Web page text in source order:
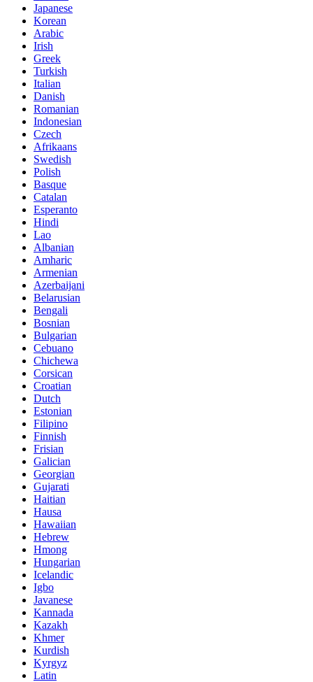
Japanese
Korean
Arabic
Irish
Greek
Turkish
Italian
Danish
Romanian
Indonesian
Czech
Afrikaans
Swedish
Polish
Basque
Catalan
Esperanto
Hindi
Lao
Albanian
Amharic
Armenian
Azerbaijani
Belarusian
Bengali
Bosnian
Bulgarian
Cebuano
Chichewa
Corsican
Croatian
Dutch
Estonian
Filipino
Finnish
Frisian
Galician
Georgian
Gujarati
Haitian
Hausa
Hawaiian
Hebrew
Hmong
Hungarian
Icelandic
Igbo
Javanese
Kannada
Kazakh
Khmer
Kurdish
Kyrgyz
Latin